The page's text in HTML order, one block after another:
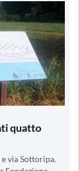
quatto
via Sottoripa.